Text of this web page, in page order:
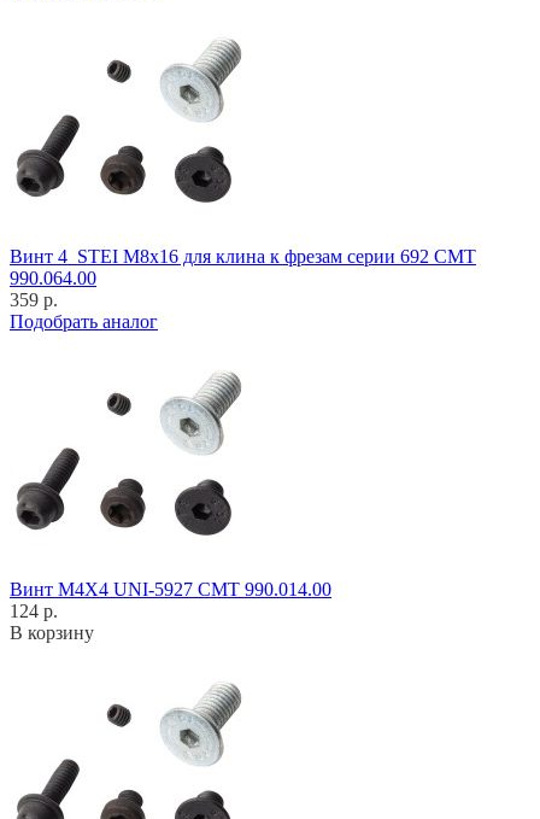
Винт 4_STEI M8x16 для клина к фрезам серии 692 CMT
990.064.00
359 р.
Подобрать аналог
Винт M4X4 UNI-5927 CMT 990.014.00
124 р.
В корзину